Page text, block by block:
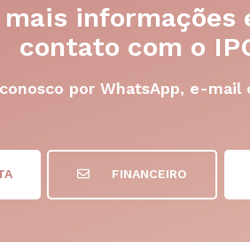
mais informações
contato com o
por WhatsApp, e-mail
FINANCEIRO